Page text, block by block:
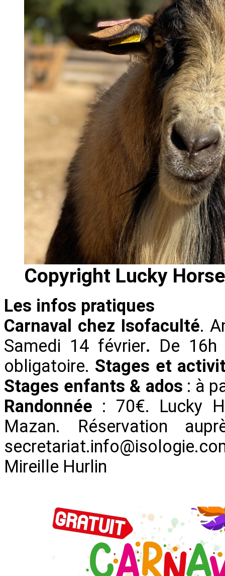
Copyright Lucky Horse
Les infos pratiques
Carnaval chez Isofaculté.
Samedi 14 février. De 16h
obligatoire. Stages et
Stages enfants & ados : à
Randonnée : 70€. Lucky
Mazan. Réservation
Mireille Hurlin